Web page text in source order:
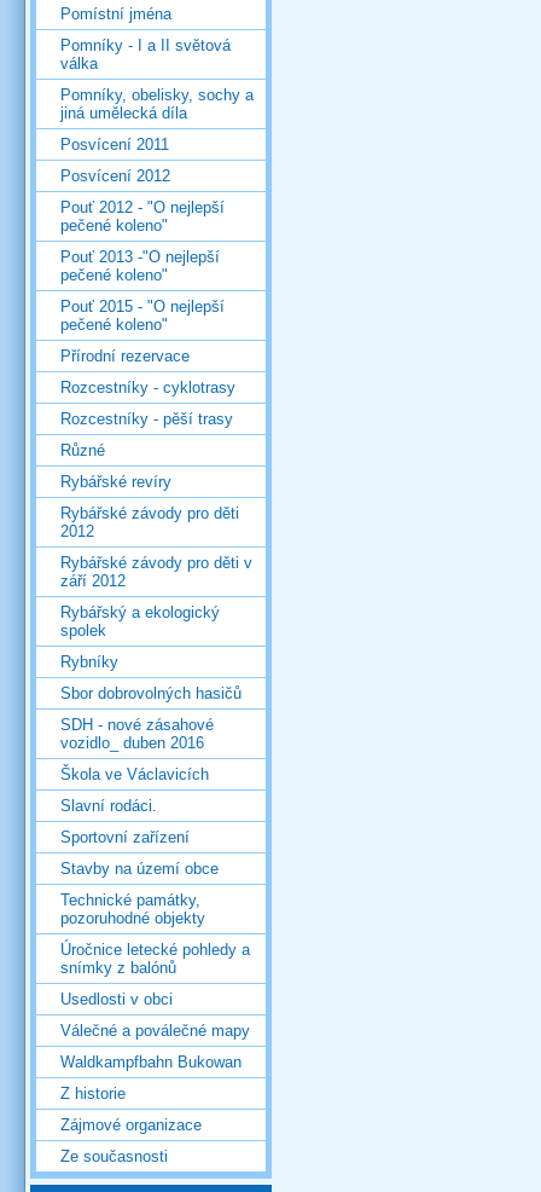
Pomístní jména
Pomníky - I a II světová
válka
Pomníky, obelisky, sochy a
jiná umělecká díla
Posvícení 2011
Posvícení 2012
Pouť 2012 - "O nejlepší
pečené koleno"
Pouť 2013 -"O nejlepší
pečené koleno"
Pouť 2015 - "O nejlepší
pečené koleno"
Přírodní rezervace
Rozcestníky - cyklotrasy
Rozcestníky - pěší trasy
Různé
Rybářské revíry
Rybářské závody pro děti
2012
Rybářské závody pro děti v
září 2012
Rybářský a ekologický
spolek
Rybníky
Sbor dobrovolných hasičů
SDH - nové zásahové
vozidlo_ duben 2016
Škola ve Václavicích
Slavní rodáci.
Sportovní zařízení
Stavby na území obce
Technické památky,
pozoruhodné objekty
Úročnice letecké pohledy a
snímky z balónů
Usedlosti v obci
Válečné a poválečné mapy
Waldkampfbahn Bukowan
Z historie
Zájmové organizace
Ze současnosti